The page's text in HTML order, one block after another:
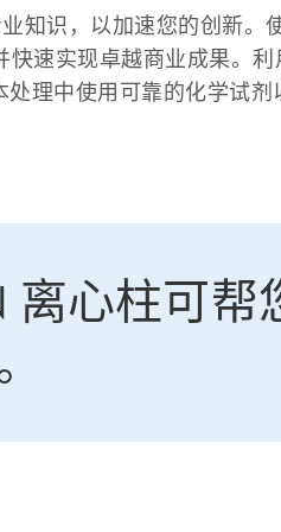
知识，以加速您的创新。
速实现卓越商业成果。利
理中使用可靠的化学试剂
离心柱可帮